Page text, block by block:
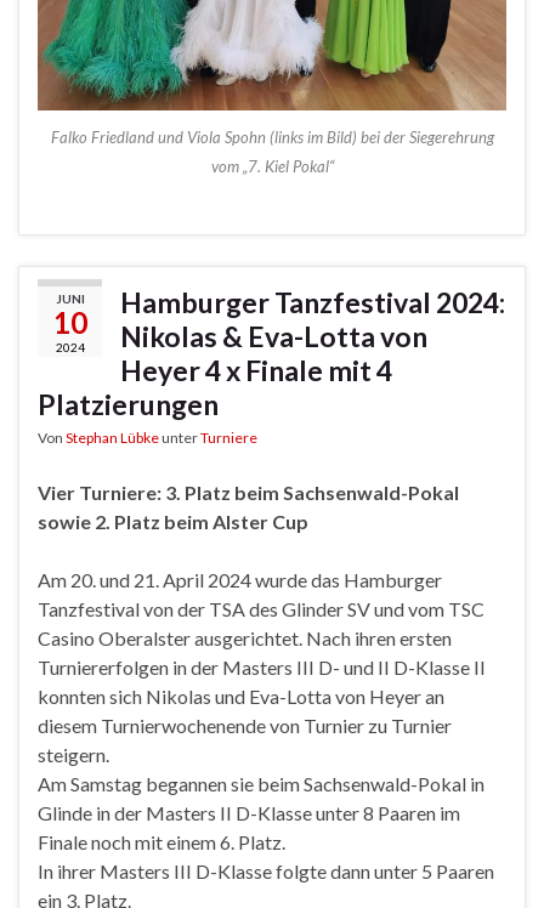
Falko Friedland und Viola Spohn (links im Bild) bei der Siegerehrung
vom „7. Kiel Pokal“
JUNI
10
2024
Hamburger Tanzfestival 2024:
Nikolas & Eva-Lotta von
Heyer 4 x Finale mit 4
Platzierungen
Von Stephan LübkeunterTurniere
Vier Turniere: 3. Platz beim Sachsenwald-Pokal
sowie 2. Platz beim Alster Cup
Am 20. und 21. April 2024 wurde das Hamburger
Tanzfestival von der TSA des Glinder SV und vom TSC
Casino Oberalster ausgerichtet. Nach ihren ersten
Turniererfolgen in der Masters III D- und II D-Klasse II
konnten sich Nikolas und Eva-Lotta von Heyer an
diesem Turnierwochenende von Turnier zu Turnier
steigern.
Am Samstag begannen sie beim Sachsenwald-Pokal in
Glinde in der Masters II D-Klasse unter 8 Paaren im
Finale noch mit einem 6. Platz.
In ihrer Masters III D-Klasse folgte dann unter 5 Paaren
ein 3. Platz.